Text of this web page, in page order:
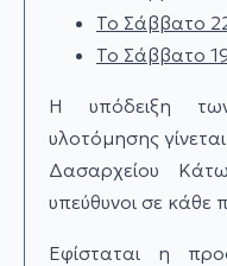
Το Σάββατο
Το Σάββατο
Η υπόδειξη
υλοτόμησης
Δασαρχείου
υπεύθυνοι σε κάθε
Εφίσταται η